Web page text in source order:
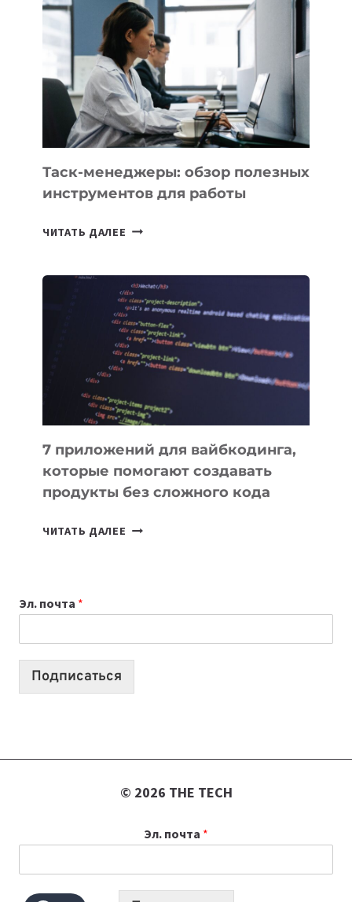
БИЗНЕСА:
КАКИЕ
3
ЗАДАЧИ
ЕМУ
МОЖНО
ПОРУЧИТЬ
УЖЕ
СЕГОДНЯ
Таск-менеджеры: обзор полезных
инструментов для работы
ЧИТАТЬ ДАЛЕЕ ТАСК-
ПОЛЕЗНЫХ
ИНСТРУМЕНТОВ
ДЛЯ
РАБОТЫ
7 приложений для вайбкодинга,
которые помогают создавать
продукты без сложного кода
ЧИТАТЬ ДАЛЕЕ
СОЗДАВАТЬ
ПРОДУКТЫ
Эл. почта *
Подписаться
© 2026 THE TECH
Эл. почта *